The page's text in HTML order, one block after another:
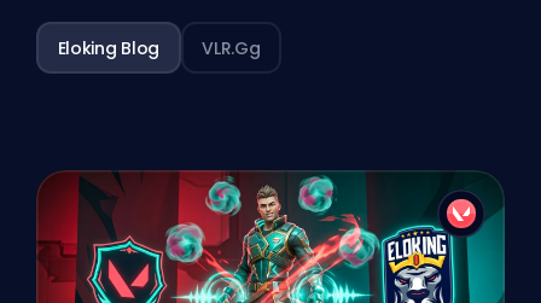
Eloking Blog VLR.gg